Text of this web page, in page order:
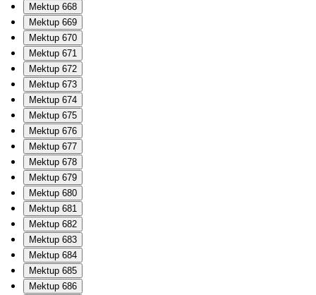
Mektup 668
Mektup 669
Mektup 670
Mektup 671
Mektup 672
Mektup 673
Mektup 674
Mektup 675
Mektup 676
Mektup 677
Mektup 678
Mektup 679
Mektup 680
Mektup 681
Mektup 682
Mektup 683
Mektup 684
Mektup 685
Mektup 686